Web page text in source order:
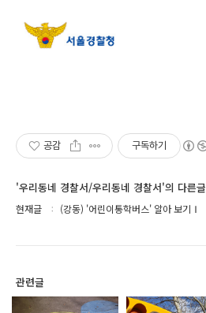
공감 구독하기
'우리동네 경찰서/우리동네 경찰서'의 다른글
현재글 (강동) '어린이통학버스' 알아 보기Ⅰ
관련글